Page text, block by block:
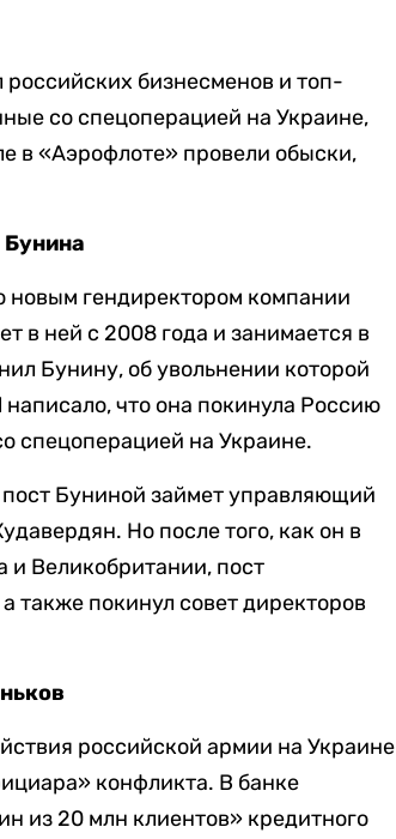
бизнесменов и топ-
со спецоперацией на Украине,
в «Аэрофлоте» провели обыски,
новым гендиректором компании
в ней с 2008 года и занимается в
Бунину, об увольнении которой
написало, что она покинула Россию
спецоперацией на Украине.
пост Буниной займет управляющий
Но после того, как он в
и Великобритании, пост
также покинул совет директоров
российской армии на Украине
конфликта. В банке
из 20 млн клиентов» кредитного